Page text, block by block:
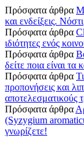
Πρόσφατα άρθρα
και ενδείξεις.
Πρόσφατα άρθρα
ιδιότητες ενός
Πρόσφατα άρθρα
δείτε ποια είναι
Πρόσφατα άρθρα
προπονήσεις και
αποτελεσματικούς
Πρόσφατα άρθρα
(Syzygium
γνωρίζετε!